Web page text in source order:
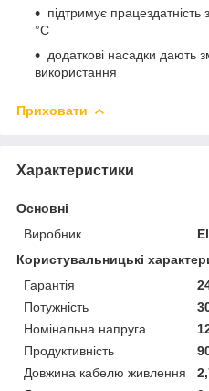
підтримує
°C
додаткові насадки дають
використання
Приховати
Характеристики
Основні
Виробник
Користувальницькі
Гарантія
Потужність
Номінальна напруга
Продуктивність
Довжина кабелю живлення